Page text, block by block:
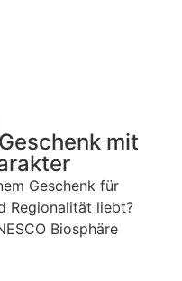
mit
Geschenk für
Regionalität liebt?
Biosphäre